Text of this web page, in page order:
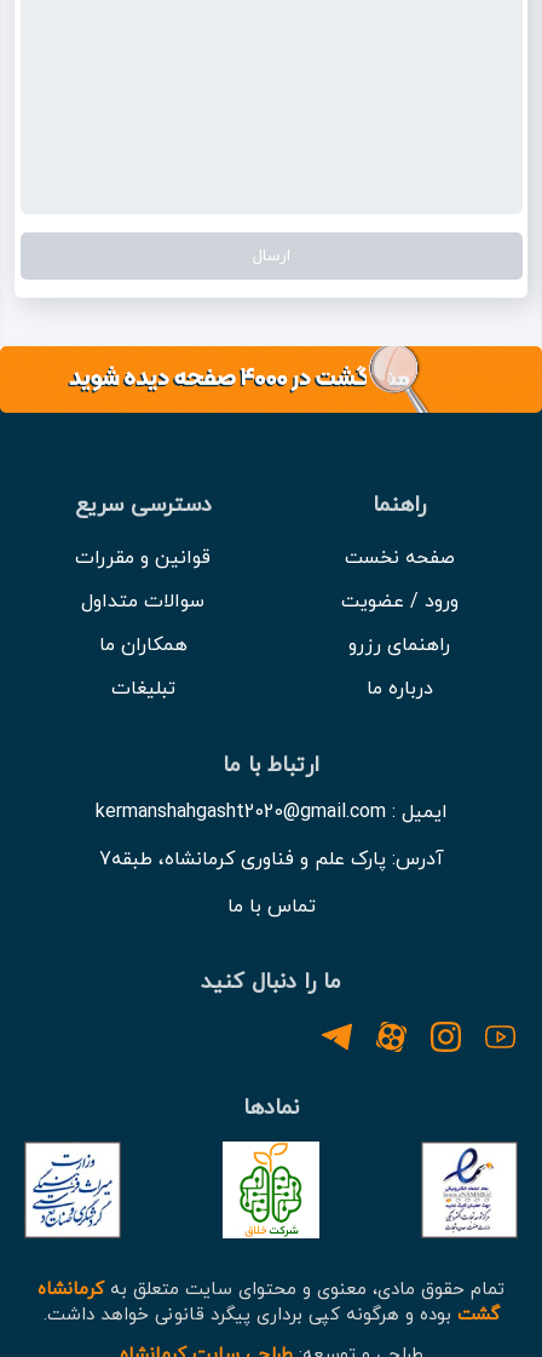
راهنما
صفحه نخست
ورود / عضویت
راهنمای رزرو
درباره ما
دسترسی سریع
قوانین و مقررات
سوالات متداول
همکاران ما
تبلیغات
ارتباط با ما
ایمیل : kermanshahgasht2020@gmail.com
آدرس: پارک علم و فناوری کرمانشاه، طبقه7
تماس با ما
ما را دنبال کنید
نمادها
تمام حقوق مادی، معنوی و محتوای سایت متعلق بهکرمانشاه
گشت بوده و هرگونه کپی برداری پیگرد قانونی خواهد داشت.